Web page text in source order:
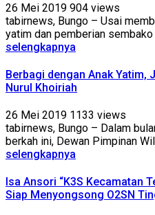
26 Mei 2019 904 views
tabirnews, Bungo – Usai
yatim dan pemberian sembako
selengkapnya
Berbagi dengan Anak Yatim,
Nurul Khoiriah
26 Mei 2019 1133 views
tabirnews, Bungo – Dalam
berkah ini, Dewan Pimpinan
selengkapnya
Isa Ansori “K3S Kecamatan
Siap Menyongsong O2SN